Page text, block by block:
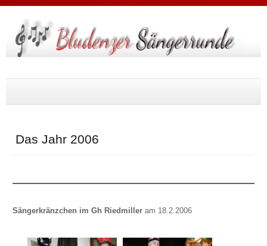
Das Jahr 2006
Sängerkränzchen im Gh Riedmiller am 18.2.2006